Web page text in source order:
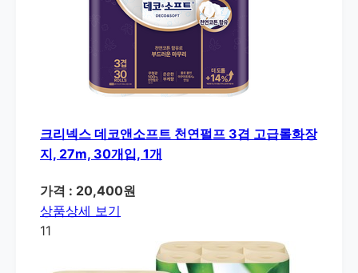
크리넥스 데코앤소프트 천연펄프 3겹 고급롤화장
지, 27m, 30개입, 1개
가격 : 20,400원
상품상세 보기
11